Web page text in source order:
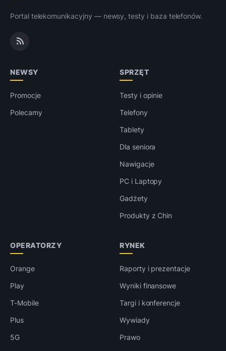
Portal telekomunikacyjny — newsy, testy i baza telefonów.
NEWSY
Promocje
Polecamy
SPRZĘT
Testy i opinie
Telefony
Tablety
Dla seniora
Nawigacje
PC i Laptopy
Gadżety
Produkty z Chin
OPERATORZY
Orange
Play
T-Mobile
Plus
5G
RYNEK
Raporty i prezentacje
Wyniki finansowe
Targi i konferencje
Wywiady
Prawo